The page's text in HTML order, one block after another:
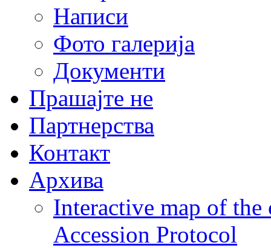
Написи
Фото галерија
Документи
Прашајте не
Партнерства
Контакт
Архива
Interactive map of
Accession Protocol